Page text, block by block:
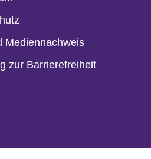
Mediennachweis
zur Barrierefreiheit